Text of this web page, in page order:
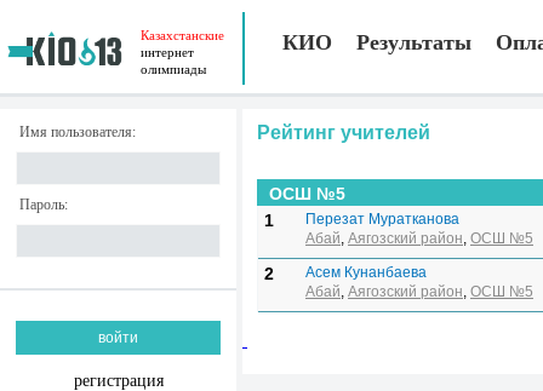
Казахстанские
интернет
олимпиады
КИО Результаты
Имя пользователя:
Пароль:
регистрация
Рейтинг учителей
ОСШ №5
1
Перезат Муратканова
Абай, Аягозский район, ОСШ №5
2
Асем Кунанбаева
Абай, Аягозский район, ОСШ №5